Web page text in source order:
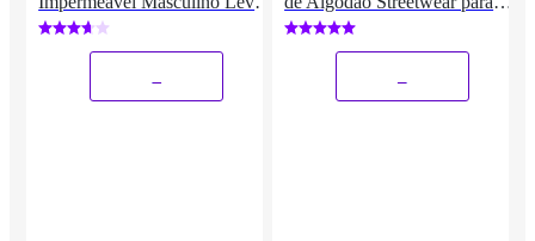
e Confortável Estilo Casual
Corrida
Academia e Esportes, Gola
Redonda